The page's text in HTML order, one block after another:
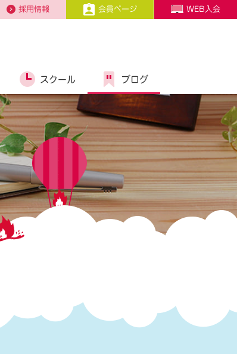
採用情報 会員ページ WEB入会
スクール ブログ